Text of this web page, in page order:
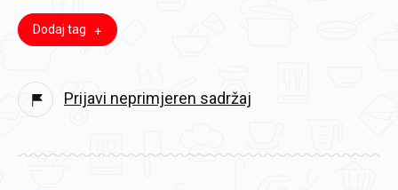
Dodaj tag
Prijavi neprimjeren sadržaj